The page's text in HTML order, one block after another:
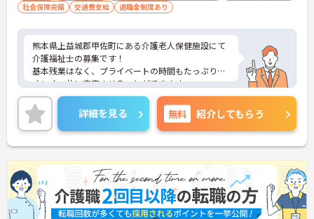
社会保険完備
交通費支給 退職金制度あり
熊本県上益城郡甲佐町にある介護老人保健施設にて
介護福祉士の募集です！
基本残業はなく、プライベートの時間もたっぷり！
オンオフ共に充実させることができます。
マイカー通勤も可能◎離れた地域にお住まいの方も
ストレス無く通勤していただけます♪
ご興味のある方には、面接対策ポイントなど、さら
に詳細をお話しいたしますのでお気軽にご相談くだ
さい！
詳細を見る 無料 紹介してもらう